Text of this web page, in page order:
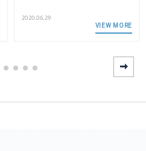
2020.06.29
VIEW MORE